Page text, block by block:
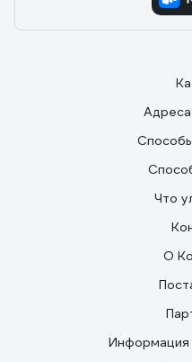
Адреса
Что
О
Информация